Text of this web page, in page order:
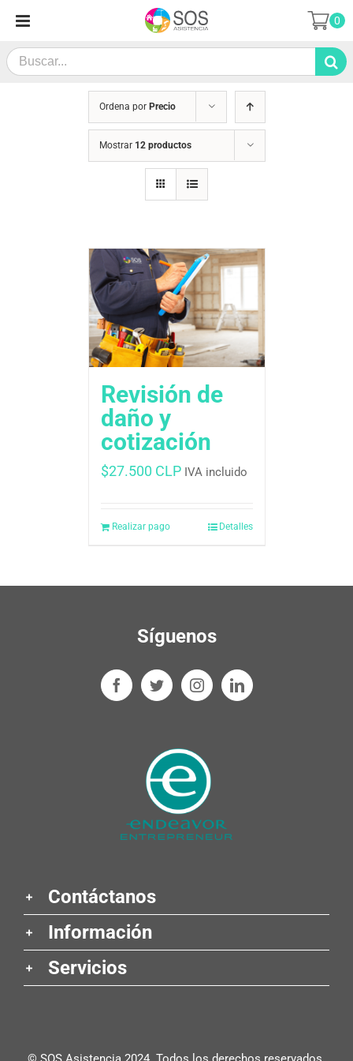
contenido
Search
for:
0
Ordena por Precio
Mostrar 12 productos
Revisión de
daño y
cotización
$27.500 CLP IVA incluido
Realizar pago Detalles
Síguenos
Contáctanos
Información
Servicios